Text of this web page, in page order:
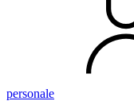
personale